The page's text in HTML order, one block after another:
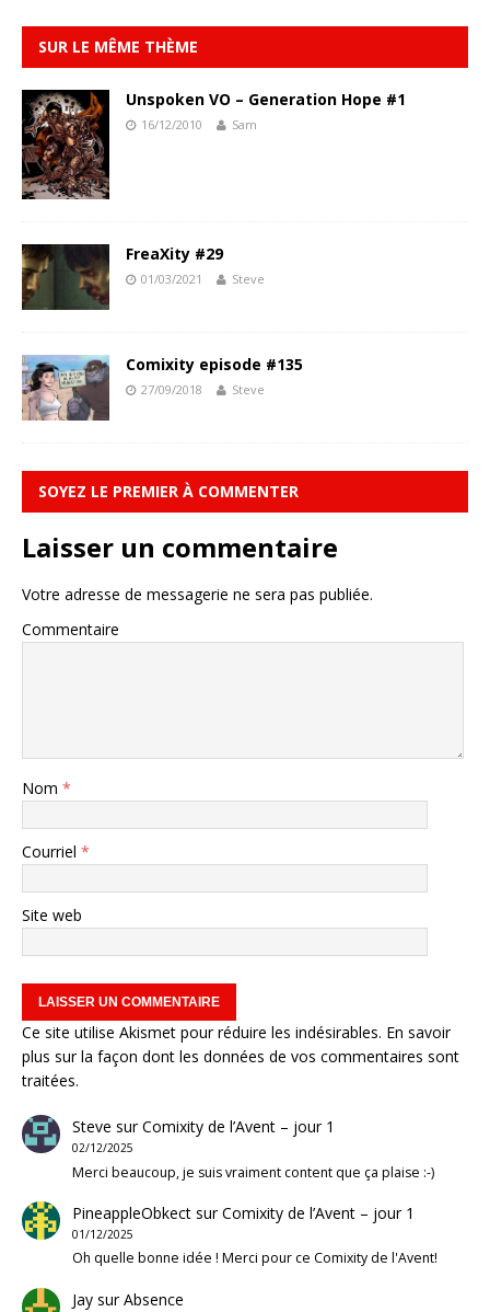
SUR LE MÊME THÈME
Unspoken VO – Generation Hope #1
16/12/2010 Sam
FreaXity #29
01/03/2021 Steve
Comixity episode #135
27/09/2018 Steve
SOYEZ LE PREMIER À COMMENTER
Laisser un commentaire
Votre adresse de messagerie ne sera pas publiée.
Commentaire
Nom *
Courriel *
Site web
Ce site utilise Akismet pour réduire les indésirables. En savoir
plus sur la façon dont les données de vos commentaires sont
traitées.
Steve surComixity de l’Avent – jour 1
02/12/2025
Merci beaucoup, je suis vraiment content que ça plaise :-)
PineappleObkectsurComixity de l’Avent – jour 1
01/12/2025
Oh quelle bonne idée ! Merci pour ce Comixity de l'Avent!
JaysurAbsence